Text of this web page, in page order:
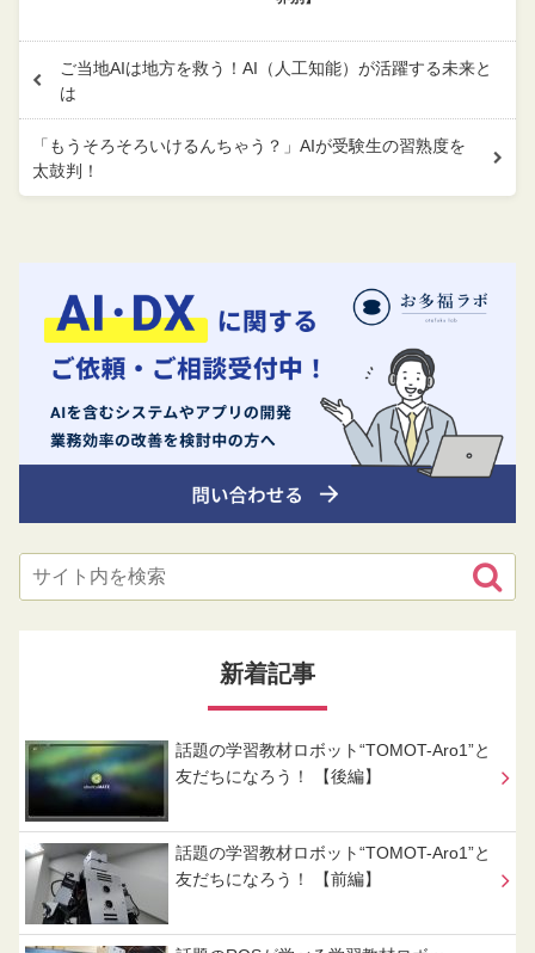
ご当地AIは地方を救う！AI（人工知能）が活躍する未来と
は
「もうそろそろいけるんちゃう？」AIが受験生の習熟度を
太鼓判！
新着記事
話題の学習教材ロボット“TOMOT-Aro1”と
友だちになろう！ 【後編】
話題の学習教材ロボット“TOMOT-Aro1”と
友だちになろう！ 【前編】